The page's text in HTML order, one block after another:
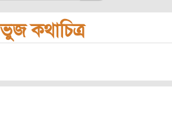
কথাচিত্র